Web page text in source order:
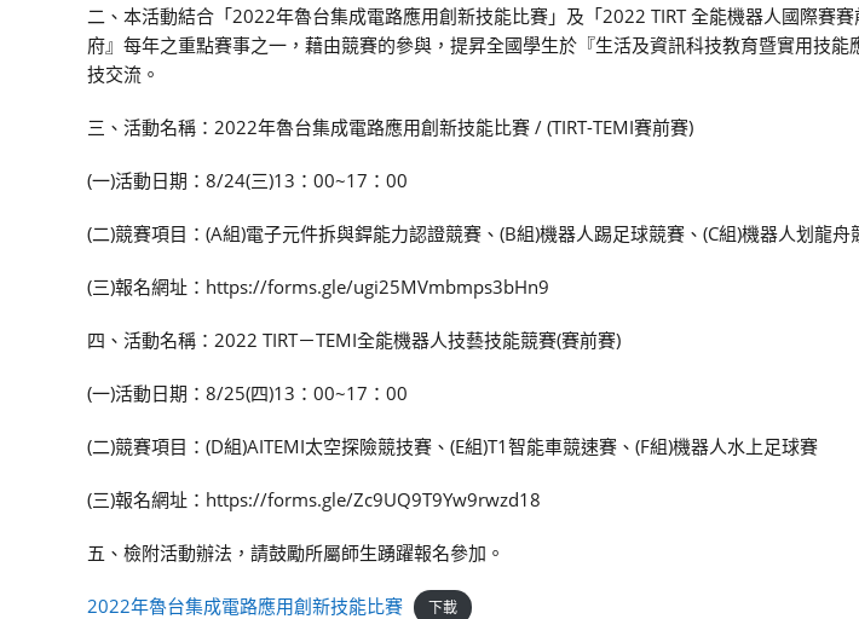
二、本活動結合「2022年魯台集成電路應用創新技能比賽」及「2022 TIRT 全能機器人國際賽
府』每年之重點賽事之一，藉由競賽的參與，提昇全國學生於『生活及資訊科技教育暨實用技
技交流。
三、活動名稱：2022年魯台集成電路應用創新技能比賽 / (TIRT-TEMI賽前賽)
(一)活動日期：8/24(三)13：00~17：00
(二)競賽項目：(A組)電子元件拆與銲能力認證競賽、(B組)機器人踢足球競賽、(C組)機器人划龍舟
(三)報名網址：https://forms.gle/ugi25MVmbmps3bHn9
四、活動名稱：2022 TIRT－TEMI全能機器人技藝技能競賽(賽前賽)
(一)活動日期：8/25(四)13：00~17：00
(二)競賽項目：(D組)AITEMI太空探險競技賽、(E組)T1智能車競速賽、(F組)機器人水上足球賽
(三)報名網址：https://forms.gle/Zc9UQ9T9Yw9rwzd18
五、檢附活動辦法，請鼓勵所屬師生踴躍報名參加。
2022年魯台集成電路應用創新技能比賽 下載